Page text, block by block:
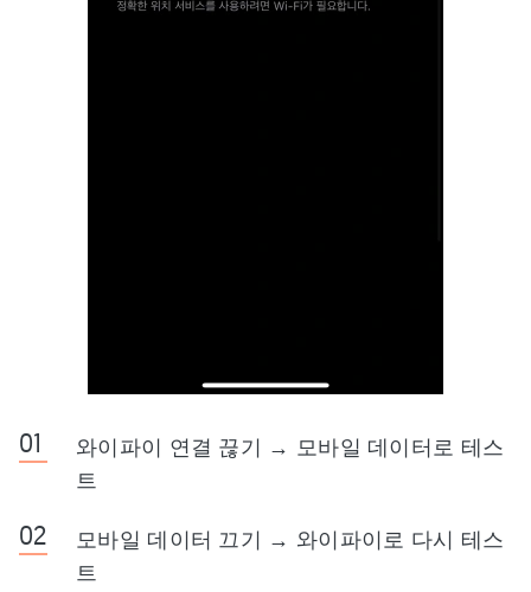
와이파이 연결 끊기 → 모바일 데이터로 테스
트
모바일 데이터 끄기 → 와이파이로 다시 테스
트